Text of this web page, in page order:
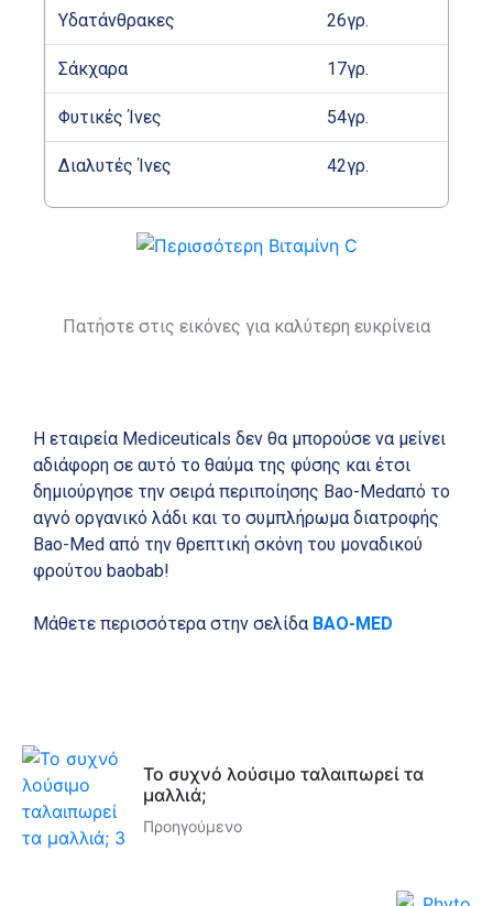
Υδατάνθρακες 26γρ.
Σάκχαρα 17γρ.
Φυτικές Ίνες 54γρ.
Διαλυτές Ίνες 42γρ.
Πατήστε στις εικόνες για καλύτερη ευκρίνεια
Η εταιρεία Mediceuticals δεν θα μπορούσε να μείνει
αδιάφορη σε αυτό το θαύμα της φύσης και έτσι
δημιούργησε την σειρά περιποίησης Bao-Medαπό το
αγνό οργανικό λάδι και το συμπλήρωμα διατροφής
Bao-Med από την θρεπτική σκόνη του μοναδικού
φρούτου baobab!
Μάθετε περισσότερα στην σελίδα BAO-MED
Το συχνό λούσιμο ταλαιπωρεί τα
μαλλιά;
Προηγούμενο